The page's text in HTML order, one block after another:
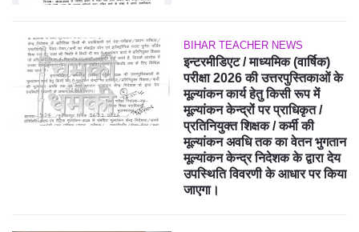
BIHAR TEACHER NEWS
इन्टरमीडिएट / माध्यमिक (वार्षिक)
परीक्षा 2026 की उत्तरपुस्तिकाओं के
मूल्यांकन कार्य हेतु किसी रूप में
मूल्यांकन केन्द्रों पर प्राधिकृत /
प्रतिनियुक्त शिक्षक / कर्मी की
मूल्यांकन अवधि तक का वेतन भुगतान
मूल्यांकन केन्द्र निदेशक के द्वारा देय
उपस्थिति विवरणी के आधार पर किया
जाएगा।